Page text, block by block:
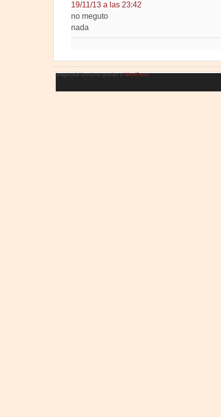
19/11/13 a las 23:42
no meguto
nada
Imaginaria funciona gracias aWordPress